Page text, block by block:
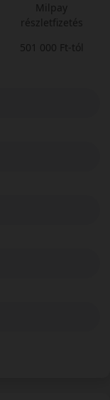
Milpay
részletfizetés
501 000 Ft-tól